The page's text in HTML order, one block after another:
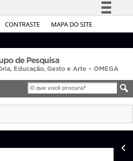
CONTRASTE MAPA DO SITE
Simplifique!
Acesso à informação
Legislação
Canais
de Pesquisa
Educação, Gesto e Arte – OMEGA